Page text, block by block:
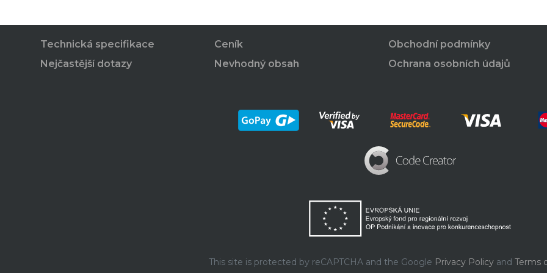
Technická specifikace
Nejčastější dotazy
Ceník
Nevhodný obsah
Obchodní podmínky
Ochrana osobních údajů
This site is protected by reCAPTCHA and the Google Privacy Policyand Terms